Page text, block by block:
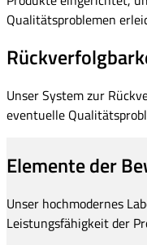
Qualitätsproblemen
Unser System zur
eventuelle
Elemente der
Unser hochmodernes
Leistungsfähigkeit der